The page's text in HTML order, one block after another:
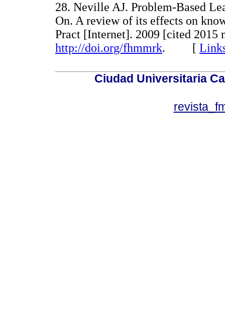
28. Neville AJ. Problem-Based
On. A review of its effects on
Pract [Internet]. 2009 [cited 2015
http://doi.org/fhmmrk. [
Ciudad Universitaria